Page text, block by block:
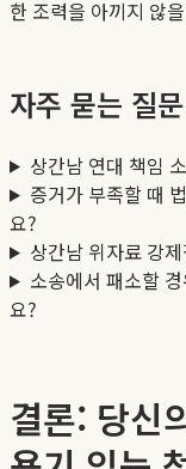
한 조력을 아끼지 않
자주 묻는 질
상간남 연대 책임
증거가 부족할 때
요?
상간남 위자료 강
소송에서 패소할
요?
결론: 당신